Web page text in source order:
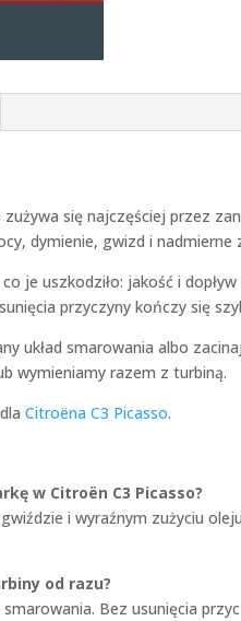
się najczęściej przez
dymienie, gwizd i nadmierne
je uszkodziło: jakość i
przyczyny kończy się
układ smarowania albo
wymieniamy razem z turbiną.
dlaCitroëna C3 Picasso.
w Citroën C3 Picasso?
i wyraźnym zużyciu
od razu?
Bez usunięcia